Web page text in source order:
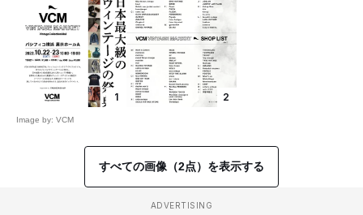
1
Image by: VCM
2
すべての画像（2点）を表示する
ADVERTISING